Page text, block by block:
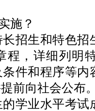
施？
招生和特色
程，详细列明
件和程序等
前向社会公布
学业水平考